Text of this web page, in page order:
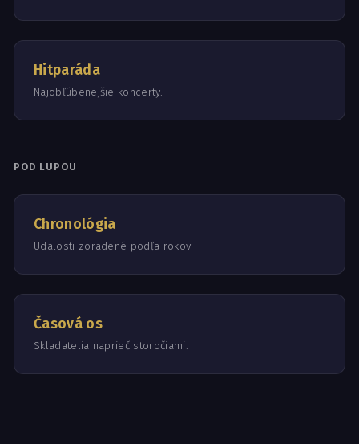
Hitparáda
Najobľúbenejšie koncerty.
POD LUPOU
Chronológia
Udalosti zoradené podľa rokov
Časová os
Skladatelia naprieč storočiami.